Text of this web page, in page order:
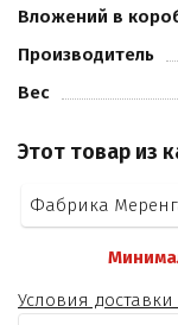
Вложений в
Производитель
Вес
Этот товар из
Фабрика
Условия